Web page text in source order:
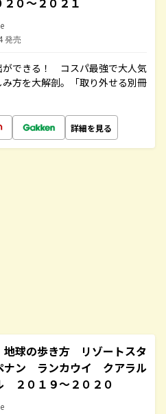
発売
ができる！ コスパ最強で大人気
方を大解剖。「取り外せる別冊
詳細を見る
球の歩き方 リゾートスタ
ン ランカウイ クアラル
２０１９～２０２０